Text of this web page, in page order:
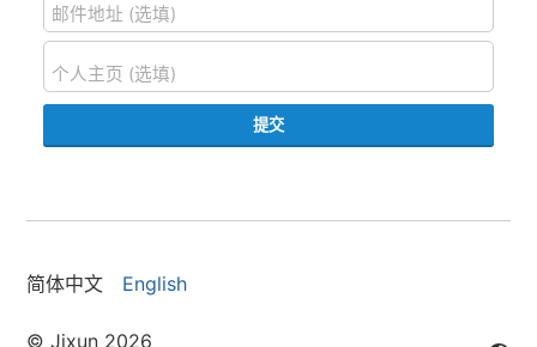
邮件地址 (选填)
个人主页 (选填)
提交
简体中文 English
© Jixun 2026